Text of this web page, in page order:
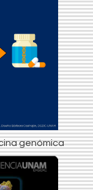
genómica